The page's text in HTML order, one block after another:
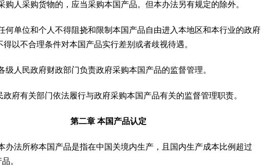
购人采购货物的，应当采购本国产品。但本办法另有规定的除外。
何单位和个人不得阻挠和限制本国产品自由进入本地区和本行业的政府
得以不合理条件对本国产品实行差别或者歧视待遇。
级人民政府财政部门负责政府采购本国产品的监督管理。
有关部门依法履行与政府采购本国产品有关的监督管理职责。
第二章 本国产品认定
办法所称本国产品是指在中国关境内生产，且国内生产成本比例超过
。